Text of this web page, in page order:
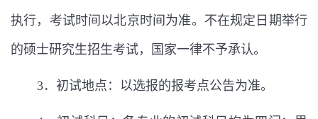
执行，考试时间以北京时间为准。不在规定日期举行
的硕士研究生招生考试，国家一律不予承认。
3．初试地点：以选报的报考点公告为准。